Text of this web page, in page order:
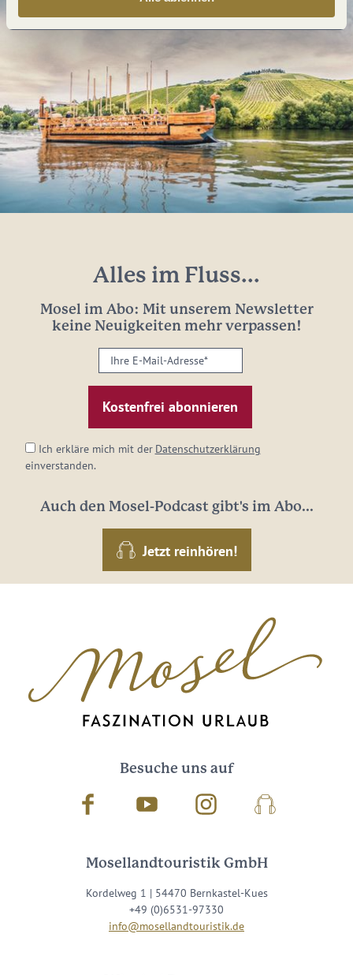
Alles im Fluss...
Mosel im Abo: Mit unserem Newsletter
keine Neuigkeiten mehr verpassen!
Ihre
E-
Mail-
Adresse:
Ich erkläre mich mit der Datenschutzerklärung
einverstanden.
Auch den Mosel-Podcast gibt's im Abo...
Jetzt reinhören!
Besuche uns auf
Facebook Youtube InstagramPodcast
Mosellandtouristik GmbH
Kordelweg 1 | 54470 Bernkastel-Kues
+49 (0)6531-97330
info@mosellandtouristik.de